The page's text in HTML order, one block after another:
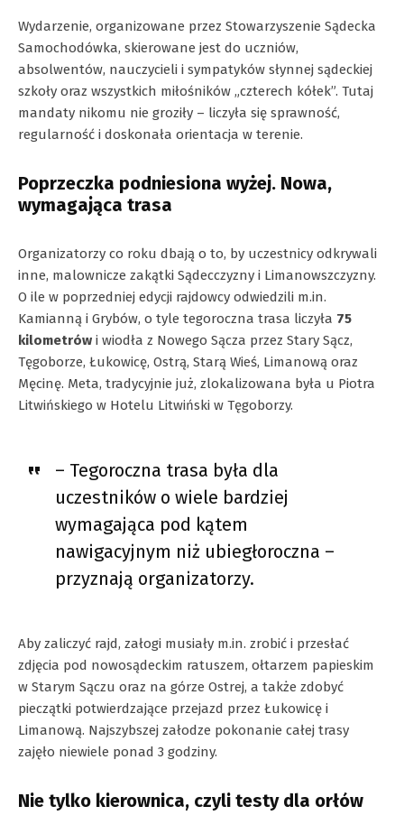
Wydarzenie, organizowane przez Stowarzyszenie Sądecka
Samochodówka, skierowane jest do uczniów,
absolwentów, nauczycieli i sympatyków słynnej sądeckiej
szkoły oraz wszystkich miłośników „czterech kółek”. Tutaj
mandaty nikomu nie groziły – liczyła się sprawność,
regularność i doskonała orientacja w terenie.
Poprzeczka podniesiona wyżej. Nowa,
wymagająca trasa
Organizatorzy co roku dbają o to, by uczestnicy odkrywali
inne, malownicze zakątki Sądecczyzny i Limanowszczyzny.
O ile w poprzedniej edycji rajdowcy odwiedzili m.in.
Kamianną i Grybów, o tyle tegoroczna trasa liczyła 75
kilometrów i wiodła z Nowego Sącza przez Stary Sącz,
Tęgoborze, Łukowicę, Ostrą, Starą Wieś, Limanową oraz
Męcinę. Meta, tradycyjnie już, zlokalizowana była u Piotra
Litwińskiego w Hotelu Litwiński w Tęgoborzy.
– Tegoroczna trasa była dla
uczestników o wiele bardziej
wymagająca pod kątem
nawigacyjnym niż ubiegłoroczna –
przyznają organizatorzy.
Aby zaliczyć rajd, załogi musiały m.in. zrobić i przesłać
zdjęcia pod nowosądeckim ratuszem, ołtarzem papieskim
w Starym Sączu oraz na górze Ostrej, a także zdobyć
pieczątki potwierdzające przejazd przez Łukowicę i
Limanową. Najszybszej załodze pokonanie całej trasy
zajęło niewiele ponad 3 godziny.
Nie tylko kierownica, czyli testy dla orłów